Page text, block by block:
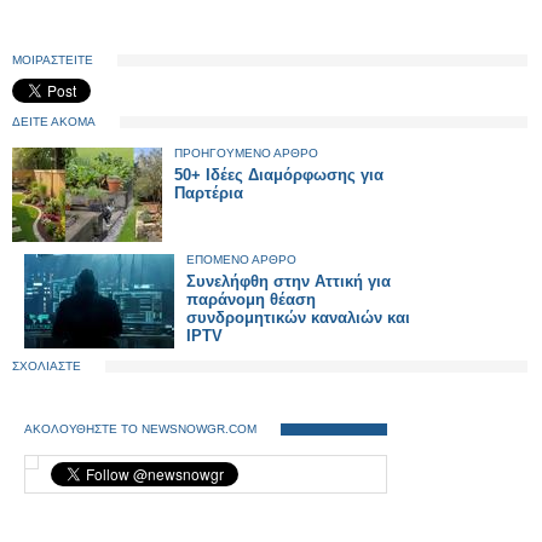
ΜΟΙΡΑΣΤΕΙΤΕ
ΔΕΙΤΕ ΑΚΟΜΑ
ΠΡΟΗΓΟΥΜΕΝΟ ΑΡΘΡΟ
50+ Ιδέες Διαμόρφωσης για
Παρτέρια
ΕΠΟΜΕΝΟ ΑΡΘΡΟ
Συνελήφθη στην Αττική για
παράνομη θέαση
συνδρομητικών καναλιών και
IPTV
ΣΧΟΛΙΑΣΤΕ
ΑΚΟΛΟΥΘΗΣΤΕ ΤΟ NEWSNOWGR.COM